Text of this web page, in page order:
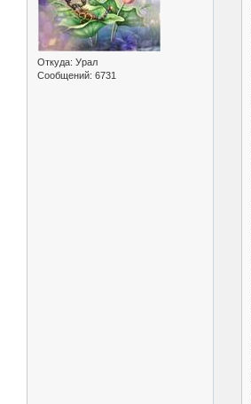
Откуда: Урал
Сообщений: 6731